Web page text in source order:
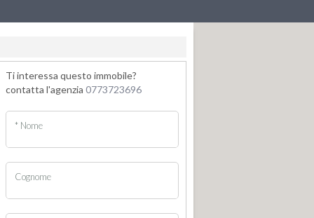
Ti interessa questo immobile?
contatta l'agenzia 0773723696
* Nome
Cognome